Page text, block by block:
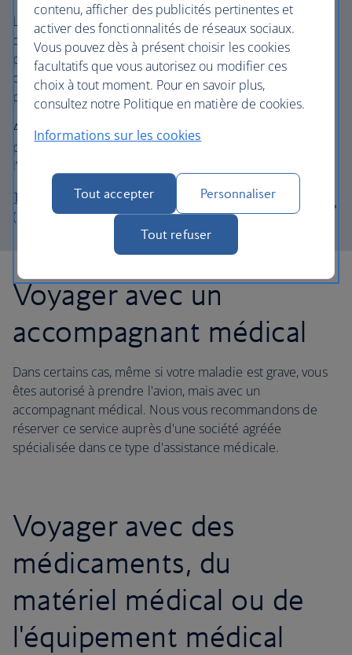
La date du document doit être aussi proche que possible
de la date de votre voyage. Le document vous couvre
pour l'ensemble de votre voyage (aller et retour), à
condition que vous n'ayez pas besoin de soins médicaux
pendant votre voyage.
Après avoir rempli, signé et tamponné ce document,
présentez-le au personnel chargé de l’enregistrement à
l’aéroport le jour de votre voyage.
Télécharger et compléter le formulaire de grossesse
(pdf, 30 ko, en anglais uniquement)
Voyager avec un
accompagnant médical
Dans certains cas, même si votre maladie est grave, vous
êtes autorisé à prendre l'avion, mais avec un
accompagnant médical. Nous vous recommandons de
réserver ce service auprès d'une société agréée
spécialisée dans ce type d'assistance médicale.
Voyager avec des
médicaments, du
matériel médical ou de
l'équipement médical
contenu, afficher des publicités pertinentes et
activer des fonctionnalités de réseaux sociaux.
Vous pouvez dès à présent choisir les cookies
facultatifs que vous autorisez ou modifier ces
choix à tout moment. Pour en savoir plus,
consultez notre Politique en matière de cookies.
Informations sur les cookies
Tout accepter Personnaliser
Tout refuser